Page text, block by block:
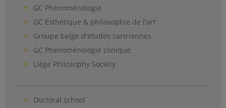
GC Phénoménologie
GC Esthétique & philosophie de l'art
Groupe belge d'études sartriennes
GC Phénoménologie clinique
Liège Philosophy Society
Doctoral school